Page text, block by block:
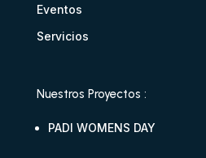
Eventos
Servicios
Nuestros Proyectos :
PADI WOMENS DAY